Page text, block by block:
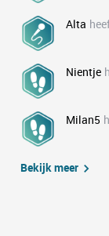
Alta
Nientje
Milan5
Bekijk meer